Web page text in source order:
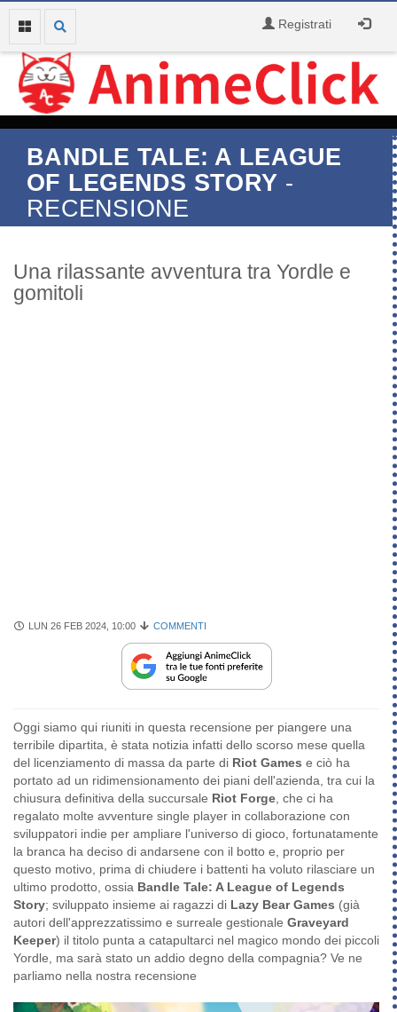
Registrati
BANDLE TALE: A LEAGUE
OF LEGENDS STORY -
RECENSIONE
Una rilassante avventura tra Yordle e
gomitoli
LUN 26 FEB 2024, 10:00 COMMENTI
Oggi siamo qui riuniti in questa recensione per piangere una
terribile dipartita, è stata notizia infatti dello scorso mese quella
del licenziamento di massa da parte di Riot Games e ciò ha
portato ad un ridimensionamento dei piani dell'azienda, tra cui la
chiusura definitiva della succursale Riot Forge, che ci ha
regalato molte avventure single player in collaborazione con
sviluppatori indie per ampliare l'universo di gioco, fortunatamente
la branca ha deciso di andarsene con il botto e, proprio per
questo motivo, prima di chiudere i battenti ha voluto rilasciare un
ultimo prodotto, ossia Bandle Tale: A League of Legends
Story; sviluppato insieme ai ragazzi di Lazy Bear Games (già
autori dell'apprezzatissimo e surreale gestionale Graveyard
Keeper) il titolo punta a catapultarci nel magico mondo dei piccoli
Yordle, ma sarà stato un addio degno della compagnia? Ve ne
parliamo nella nostra recensione